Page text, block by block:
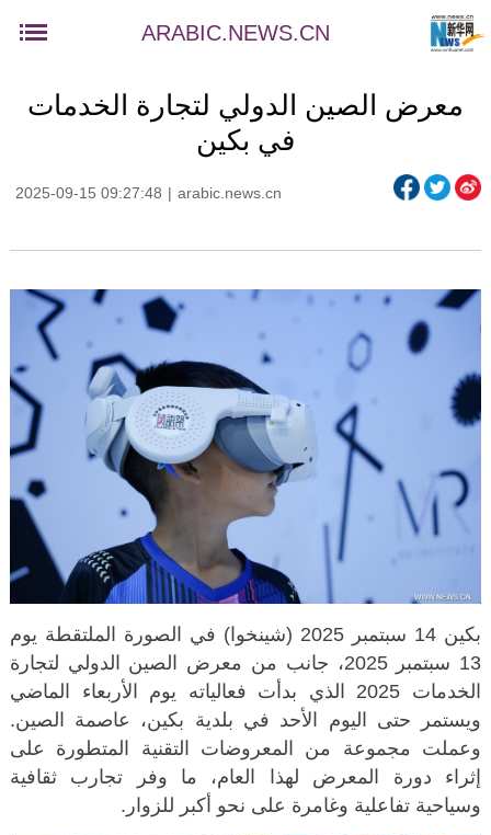
ARABIC.NEWS.CN
معرض الصين الدولي لتجارة الخدمات
في بكين
2025-09-15 09:27:48 | arabic.news.cn
بكين 14 سبتمبر 2025 (شينخوا) في الصورة الملتقطة يوم
13 سبتمبر 2025، جانب من معرض الصين الدولي لتجارة
الخدمات 2025 الذي بدأت فعالياته يوم الأربعاء الماضي
ويستمر حتى اليوم الأحد في بلدية بكين، عاصمة الصين.
وعملت مجموعة من المعروضات التقنية المتطورة على
إثراء دورة المعرض لهذا العام، ما وفر تجارب ثقافية
وسياحية تفاعلية وغامرة على نحو أكبر للزوار.